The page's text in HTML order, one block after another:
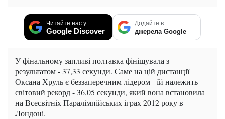
Читайте нас у
Google Discover
Додайте в
джерела Google
У фінальному запливі полтавка фінішувала з
результатом - 37,33 секунди. Саме на цій дистанції
Оксана Хруль є беззаперечним лідером - їй належить
світовий рекорд - 36,05 секунди, який вона встановила
на Всесвітніх Паралімпійських іграх 2012 року в
Лондоні.